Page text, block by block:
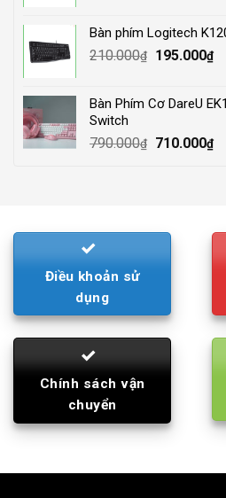
Bàn phím Logitech
210.000₫
Original
210.000₫.
195.000₫
Bàn Phím Cơ DareU
Switch
790.000₫
Original
710.000₫
Điều khoản sử
dụng
Chính sách vận
chuyển